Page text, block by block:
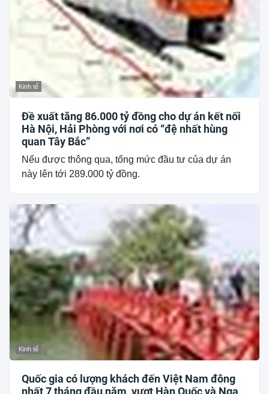
Kinh tế
Đề xuất tăng 86.000 tỷ đồng cho dự án kết nối
Hà Nội, Hải Phòng với nơi có “đệ nhất hùng
quan Tây Bắc”
Nếu được thông qua, tổng mức đầu tư của dự án
này lên tới 289.000 tỷ đồng.
Kinh tế
Quốc gia có lượng khách đến Việt Nam đông
nhất 7 tháng đầu năm, vượt Hàn Quốc và Nga,